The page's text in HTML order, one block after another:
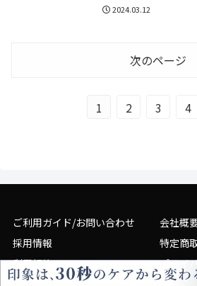
2024.03.12
次のページ
1 2 3 4
ご利用ガイド/お問い合わせ
会社概
採用情報
特定商
利用規約
プライ